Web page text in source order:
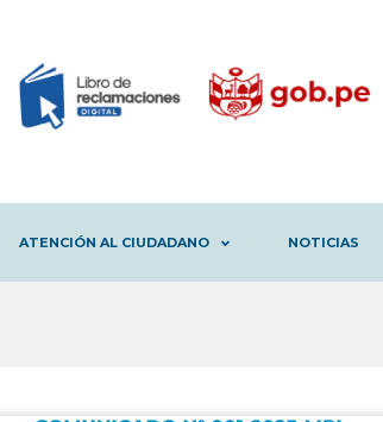
ATENCIÓN AL CIUDADANO NOTICIAS